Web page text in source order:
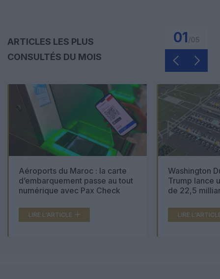
ARTICLES LES PLUS
CONSULTÉS DU MOIS
01
Aéroports du Maroc : la carte
d’embarquement passe au tout
numérique avec Pax Check
LIRE L'ARTICLE
Washington
Trump lance
de 22,5
LIRE